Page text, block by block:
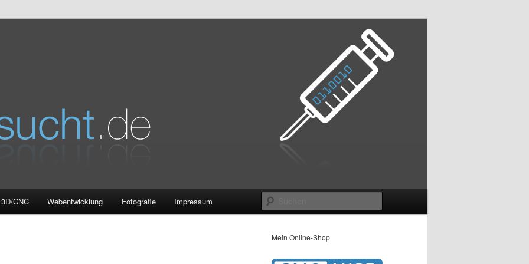
3D/CNC Webentwicklung Fotografie Impressum
Mein Online-Shop